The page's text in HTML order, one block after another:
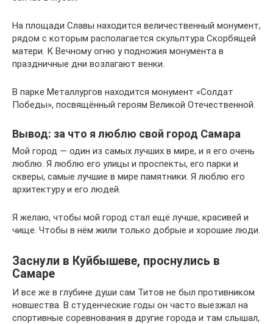
На площади Славы находится величественный монумент,
рядом с которым располагается скульптура Скорбящей
матери. К Вечному огню у подножия монумента в
праздничные дни возлагают венки.
В парке Металлургов находится монумент «Солдат
Победы», посвящённый героям Великой Отечественной.
Вывод: за что я люблю свой город Самара
Мой город — один из самых лучших в мире, и я его очень
люблю. Я люблю его улицы и проспекты, его парки и
скверы, самые лучшие в мире памятники. Я люблю его
архитектуру и его людей.
Я желаю, чтобы мой город стал ещё лучше, красивей и
чище. Чтобы в нём жили только добрые и хорошие люди.
Заснули в Куйбышеве, проснулись в
Самаре
И все же в глубине души сам Титов не был противником
новшества. В студенческие годы он часто выезжал на
спортивные соревнования в другие города и там слышал,